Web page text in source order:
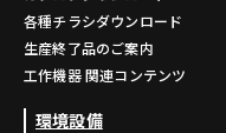
各種チラシダウンロード
生産終了品のご案内
工作機器 関連コンテンツ
環境設備